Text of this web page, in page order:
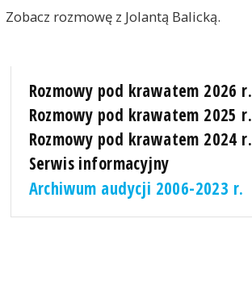
Zobacz rozmowę z Jolantą Balicką.
Rozmowy pod krawatem 2026 r.
Rozmowy pod krawatem 2025 r.
Rozmowy pod krawatem 2024 r.
Serwis informacyjny
Archiwum audycji 2006-2023 r.